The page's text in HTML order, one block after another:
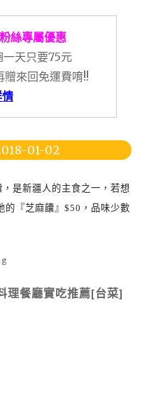
絲專屬優惠
一天只要75元
贈來回免運費唷!!
01-02
是新疆人的主食之一，若想
『芝麻饢』 $50 ，品味少數
理餐廳實吃推薦[台菜]